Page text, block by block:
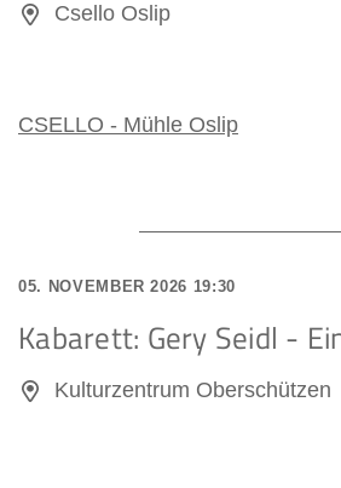
Csello Oslip
CSELLO - Mühle Oslip
05. NOVEMBER 2026 19:30
Kabarett: Gery Seidl -
Kulturzentrum Oberschützen